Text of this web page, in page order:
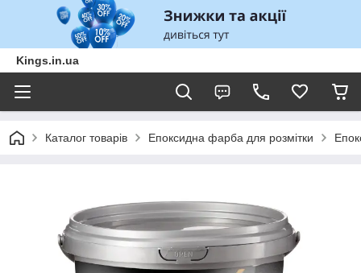
Kings.in.ua
Каталог товарів Епоксидна фарба для розмітки